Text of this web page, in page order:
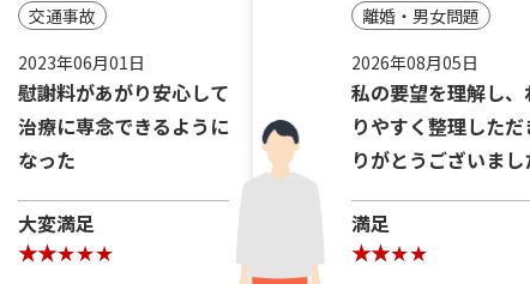
交通事故
2023年06月01日
慰謝料があがり安心して
治療に専念できるように
なった
大変満足
離婚・男女問題
2026年08月05日
私の要望を理解し、
りやすく整理しただ
りがとうございまし
満足